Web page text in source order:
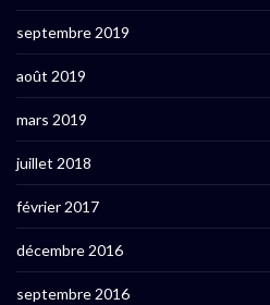
septembre 2019
août 2019
mars 2019
juillet 2018
février 2017
décembre 2016
septembre 2016